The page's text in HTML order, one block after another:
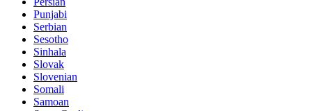
Punjabi
Serbian
Sesotho
Sinhala
Slovak
Slovenian
Somali
Samoan